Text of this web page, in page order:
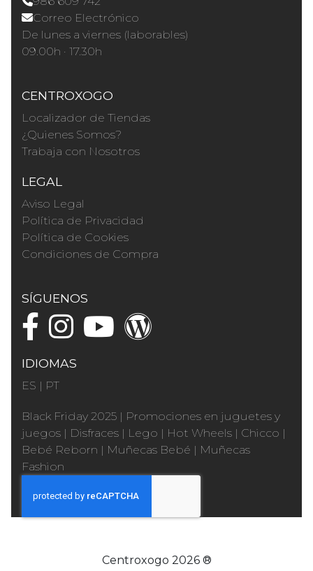
Correo Electrónico
De lunes a viernes (laborables)
09.00h · 17.30h
CENTROXOGO
Localizador de Tiendas
¿Quienes Somos?
Trabaja con Nosotros
LEGAL
Aviso Legal
Política de Privacidad
Política de Cookies
Condiciones de Compra
SÍGUENOS
IDIOMAS
ES | PT
Black Friday 2025 | Promociones en juguetes y
juegos | Disfraces | Lego | Hot Wheels | Chicco |
Bebé Reborn | Muñecas Bebé | Muñecas
Fashion
Centroxogo 2026 ®